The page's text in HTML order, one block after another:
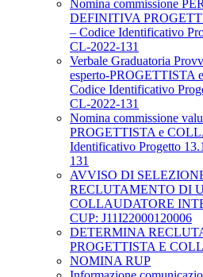
Nomina commissione
DEFINITIVA
– Codice Identificativo
CL-2022-131
Verbale Graduatoria
esperto-
Codice Identificativo
CL-2022-131
Nomina commissione
PROGETTISTA e
Identificativo Progetto
131
AVVISO DI
RECLUTAMENTO DI
COLLAUDATORE
CUP: J11I22000120006
DETERMINA
PROGETTISTA E
NOMINA RUP